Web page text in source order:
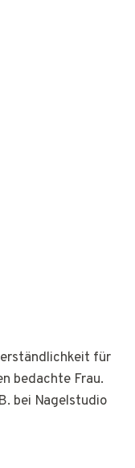
für
bedachte Frau.
bei Nagelstudio